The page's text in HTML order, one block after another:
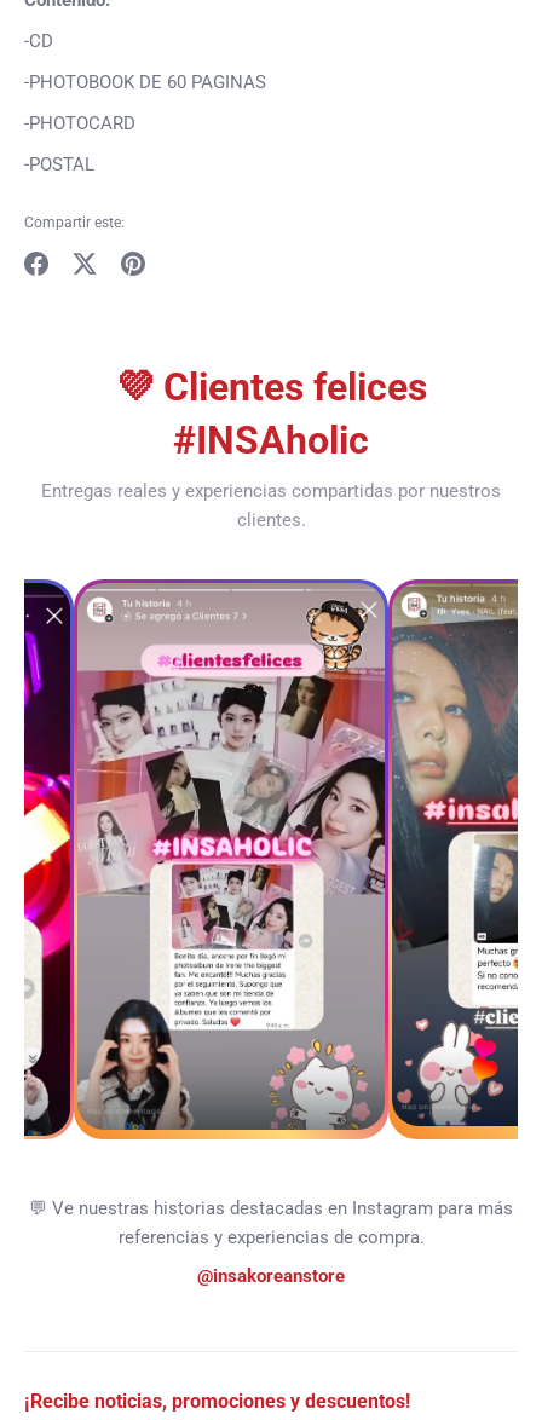
-CD
-PHOTOBOOK DE 60 PAGINAS
-PHOTOCARD
-POSTAL
Compartir este:
💜 Clientes felices
#INSAholic
Entregas reales y experiencias compartidas por nuestros
clientes.
💬 Ve nuestras historias destacadas en Instagram para más
referencias y experiencias de compra.
@insakoreanstore
¡Recibe noticias, promociones y descuentos!